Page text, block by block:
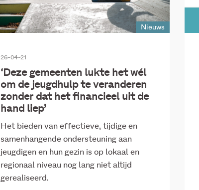
Nieuws
26-04-21
‘Deze gemeenten lukte het wél
om de jeugdhulp te veranderen
zonder dat het financieel uit de
hand liep’
Het bieden van effectieve, tijdige en
samenhangende ondersteuning aan
jeugdigen en hun gezin is op lokaal en
regionaal niveau nog lang niet altijd
gerealiseerd.